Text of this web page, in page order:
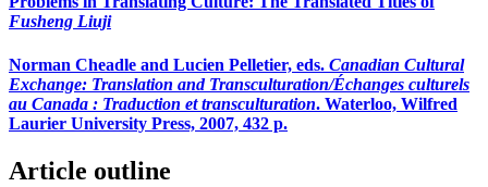
Fusheng Liuji
Norman Cheadle and Lucien Pelletier, eds. Canadian Cultural
Exchange: Translation and Transculturation/Échanges culturels
au Canada : Traduction et transculturation. Waterloo, Wilfred
Laurier University Press, 2007, 432 p.
Article outline